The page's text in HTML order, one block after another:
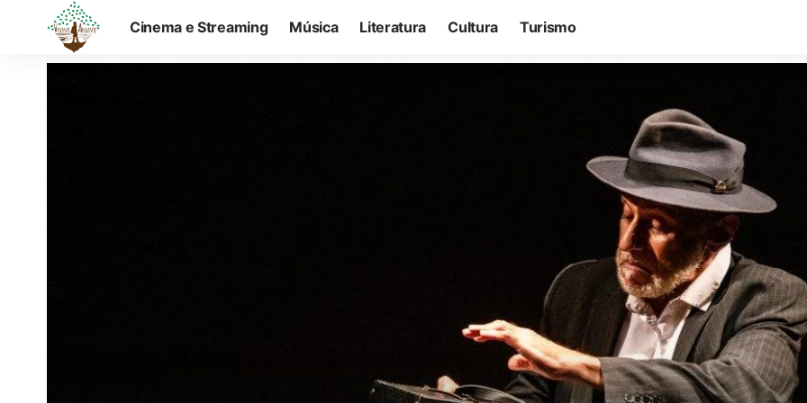
Cinema e Streaming Música Literatura Cultura Turismo